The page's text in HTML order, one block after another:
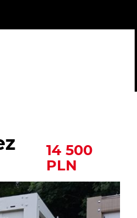
14 500
PLN